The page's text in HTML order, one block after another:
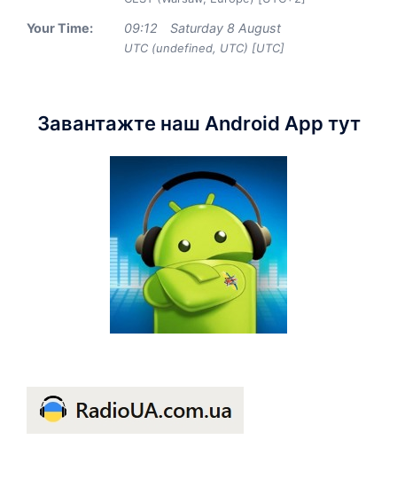
Your Time: 09:12 Saturday 8 August
UTC (undefined, UTC) [UTC]
Завантажте наш Android App тут